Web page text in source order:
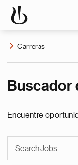
Carreras
Buscador
Encuentre